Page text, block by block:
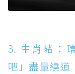
3. 生肖豬：
吧」盡量繞道